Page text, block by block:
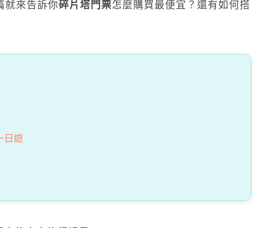
就來告訴你碎片塔門票怎麼購買最便宜？還有如何搭
日遊